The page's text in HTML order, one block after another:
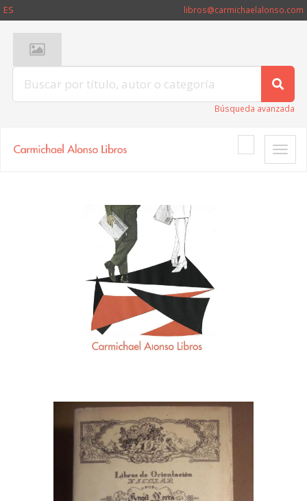
ES libros@carmichaelalonso.com
Búsqueda avanzada
Toggle